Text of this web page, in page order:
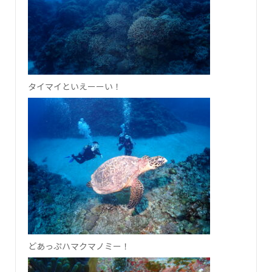
タイマイといえーーい！
どあっぷハマクマノミー！